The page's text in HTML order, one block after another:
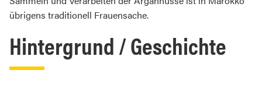
übrigens traditionell Frauensache.
Hintergrund / Geschichte